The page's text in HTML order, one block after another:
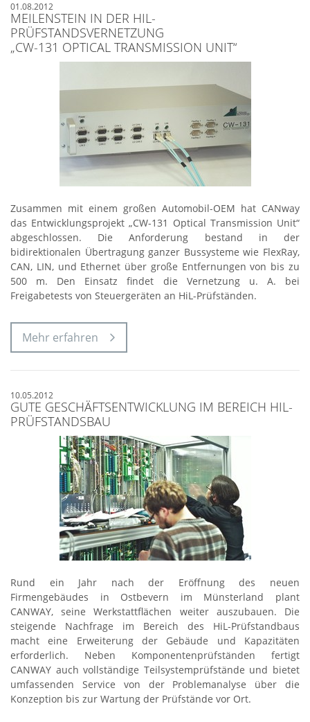
01.08.2012
MEILENSTEIN IN DER HIL-
PRÜFSTANDSVERNETZUNG
„CW-131 OPTICAL TRANSMISSION UNIT“
Zusammen mit einem großen Automobil-OEM hat CANway
das Entwicklungsprojekt „CW-131 Optical Transmission Unit“
abgeschlossen. Die Anforderung bestand in der
bidirektionalen Übertragung ganzer Bussysteme wie FlexRay,
CAN, LIN, und Ethernet über große Entfernungen von bis zu
500 m. Den Einsatz findet die Vernetzung u. A. bei
Freigabetests von Steuergeräten an HiL-Prüfständen.
Mehr erfahren
10.05.2012
GUTE GESCHÄFTSENTWICKLUNG IM BEREICH HIL-
PRÜFSTANDSBAU
Rund ein Jahr nach der Eröffnung des neuen
Firmengebäudes in Ostbevern im Münsterland plant
CANWAY, seine Werkstattflächen weiter auszubauen. Die
steigende Nachfrage im Bereich des HiL-Prüfstandbaus
macht eine Erweiterung der Gebäude und Kapazitäten
erforderlich. Neben Komponentenprüfständen fertigt
CANWAY auch vollständige Teilsystemprüfstände und bietet
umfassenden Service von der Problemanalyse über die
Konzeption bis zur Wartung der Prüfstände vor Ort.